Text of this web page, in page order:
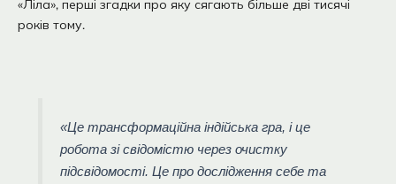
«Ліла», перші згадки про яку сягають більше дві тисячі
років тому.
«Це трансформаційна індійська гра, і це
робота зі свідомістю через очистку
підсвідомості. Це про дослідження себе та